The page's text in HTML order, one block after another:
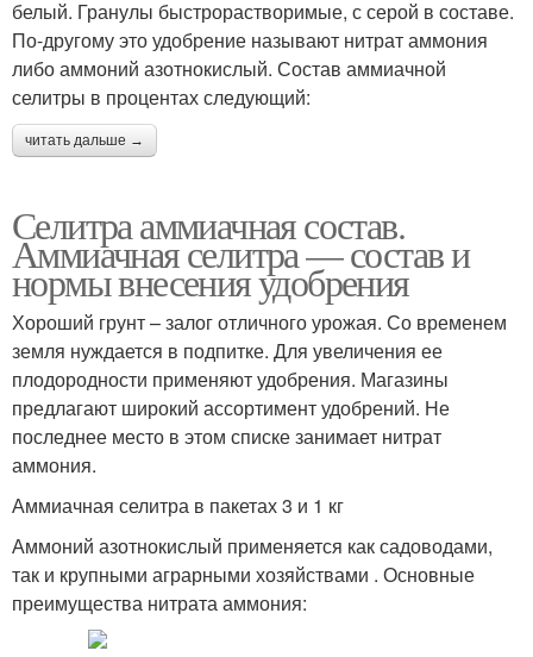
белый. Гранулы быстрорастворимые, с серой в составе.
По-другому это удобрение называют нитрат аммония
либо аммоний азотнокислый. Состав аммиачной
селитры в процентах следующий:
читать дальше →
Селитра аммиачная состав.
Аммиачная селитра — состав и
нормы внесения удобрения
Хороший грунт – залог отличного урожая. Со временем
земля нуждается в подпитке. Для увеличения ее
плодородности применяют удобрения. Магазины
предлагают широкий ассортимент удобрений. Не
последнее место в этом списке занимает нитрат
аммония.
Аммиачная селитра в пакетах 3 и 1 кг
Аммоний азотнокислый применяется как садоводами,
так и крупными аграрными хозяйствами . Основные
преимущества нитрата аммония: